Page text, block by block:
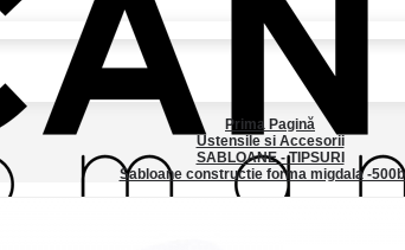
Prima Pagină
Ustensile si Accesorii
SABLOANE - TIPSURI
Sabloane constructie forma migdala -